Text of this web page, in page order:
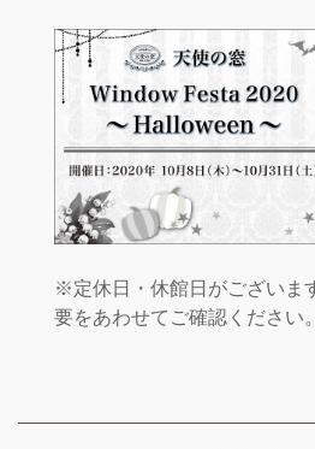
※定休日・休館日がございま
要をあわせてご確認ください。